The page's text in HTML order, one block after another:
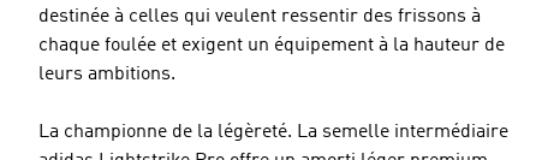
destinée à celles qui veulent ressentir des frissons à
chaque foulée et exigent un équipement à la hauteur de
leurs ambitions.
La championne de la légèreté. La semelle intermédiaire